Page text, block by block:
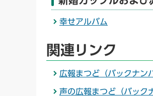
幸せアルバム
関連リンク
広報まつど（バックナン
声の広報まつど（バック